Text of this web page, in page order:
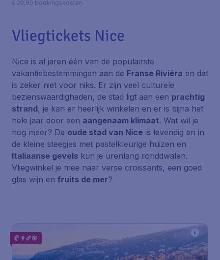
€ 29,90 boekingskosten.
Vliegtickets Nice
Nice is al jaren één van de populairste
vakantiebestemmingen aan de Franse Riviéra en dat
is zeker niet voor niks. Er zijn veel culturele
bezienswaardigheden, de stad ligt aan een prachtig
strand, je kan er heerlijk winkelen en er is bijna het
hele jaar door een aangenaam klimaat. Wat wil je
nog meer? De oude stad van Nice is levendig en in
de kleine steegjes met pastelkleurige huizen en
Italiaanse gevels kun je urenlang ronddwalen.
Vliegwinkel je mee naar verse croissants, een goed
glas wijn en fruits de mer?
🥐🍷🥖🌸